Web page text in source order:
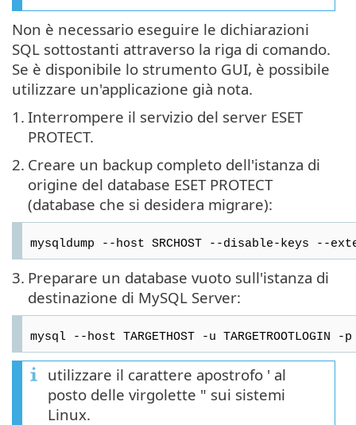
Non è necessario eseguire le dichiarazioni
SQL sottostanti attraverso la riga di comando.
Se è disponibile lo strumento GUI, è possibile
utilizzare un'applicazione già nota.
1. Interrompere il servizio del server ESET
PROTECT.
2. Creare un backup completo dell'istanza di
origine del database ESET PROTECT
(database che si desidera migrare):
mysqldump --host SRCHOST --disable-keys --
3. Preparare un database vuoto sull'istanza di
destinazione di MySQL Server:
mysql --host TARGETHOST -u TARGETROOTLOGIN
utilizzare il carattere apostrofo ' al
posto delle virgolette " sui sistemi
Linux.